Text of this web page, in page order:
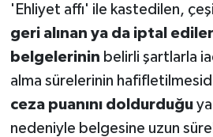
'Ehliyet affı' ile kastedilen,
geri alınan ya da iptal
belgelerinin belirli şartlarla
alma sürelerinin
ceza puanını doldurduğuya
nedeniyle belgesine uzun